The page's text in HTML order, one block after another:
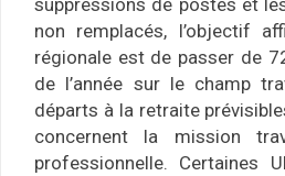
suppressions de postes et
non remplacés, l’objectif
régionale est de passer de
de l’année sur le champ
départs à la retraite
concernent la mission
professionnelle. Certaines